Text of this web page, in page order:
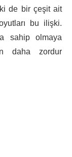
de bir çeşit ait
bu ilişki.
sahip olmaya
daha zordur